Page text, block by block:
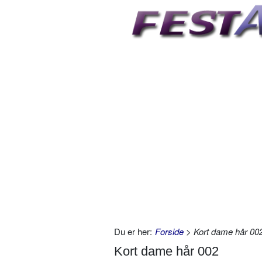
Du er her: Forside > Kort dame hår
Kort dame hår 002